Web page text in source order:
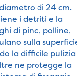
di 24 cm.
i detriti e la
di pino, polline,
sulla
la difficile pulizia
ne protegge la